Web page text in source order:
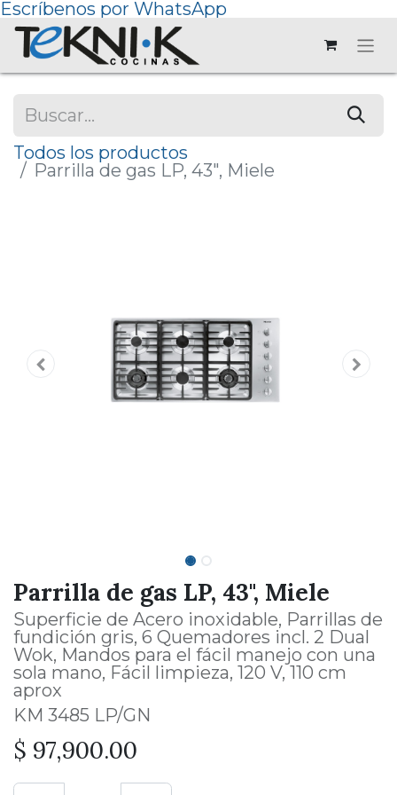
Escríbenos por WhatsApp
Todos los productos
Parrilla de gas LP, 43", Miele
Parrilla de gas LP, 43", Miele
Superficie de Acero inoxidable, Parrillas de
fundición gris, 6 Quemadores incl. 2 Dual
Wok, Mandos para el fácil manejo con una
sola mano, Fácil limpieza, 120 V, 110 cm
aprox
KM 3485 LP/GN
$ 97,900.00